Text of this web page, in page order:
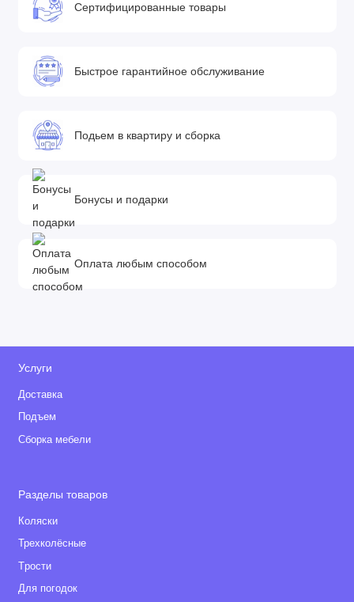
Сертифицированные товары
Быстрое гарантийное обслуживание
Подьем в квартиру и сборка
Бонусы и подарки
Оплата любым способом
Услуги
Доставка
Подъем
Сборка мебели
Разделы товаров
Коляски
Трехколёсные
Tрости
Для погодок